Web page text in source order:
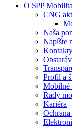
O SPP Mobilita
CNG
Naša
Napíšte
Kontakty
Profil a
Mobilné
Rady
Kariéra